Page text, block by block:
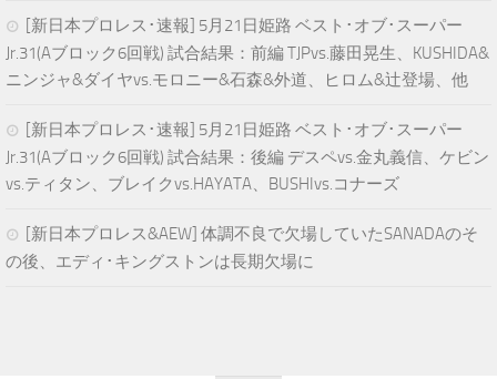
[新日本プロレス･速報] 5月21日姫路 ベスト･オブ･スーパー
Jr.31(Aブロック6回戦) 試合結果：前編 TJPvs.藤田晃生、KUSHIDA&
ニンジャ&ダイヤvs.モロニー&石森&外道、ヒロム&辻登場、他
[新日本プロレス･速報] 5月21日姫路 ベスト･オブ･スーパー
Jr.31(Aブロック6回戦) 試合結果：後編 デスペvs.金丸義信、ケビン
vs.ティタン、ブレイクvs.HAYATA、BUSHIvs.コナーズ
[新日本プロレス&AEW] 体調不良で欠場していたSANADAのそ
の後、エディ･キングストンは長期欠場に